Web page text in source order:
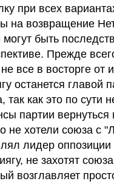
при всех
на возвращение
быть
Прежде
все в восторге от
останется главой
так как это по сути
партии вернуться
не хотели союза с
лидер оппозиции
не захотят
возглавляет